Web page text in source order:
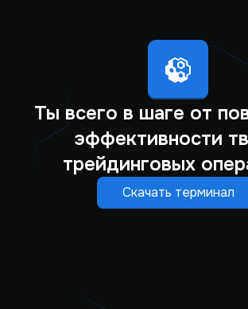
Ты всего в шаге от
эффективности
трейдинговых
Скачать терминал